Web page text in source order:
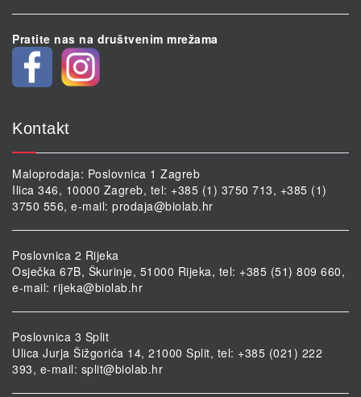
Pratite nas na društvenim mrežama
Kontakt
Maloprodaja: Poslovnica 1 Zagreb
Ilica 346, 10000 Zagreb, tel: +385 (1) 3750 713, +385 (1)
3750 556, e-mail: prodaja@biolab.hr
Poslovnica 2 Rijeka
Osječka 67B, Škurinje, 51000 Rijeka, tel: +385 (51) 809 660,
e-mail: rijeka@biolab.hr
Poslovnica 3 Split
Ulica Jurja Šižgorića 14, 21000 Split, tel: +385 (021) 222
393, e-mail: split@biolab.hr